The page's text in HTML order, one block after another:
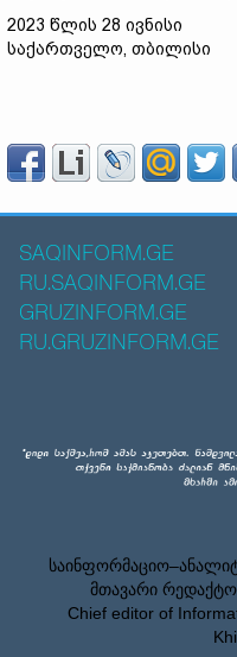
2023 წლის 28 ივნისი
საქართველო, თბილისი
SAQINFORM.GE
RU.SAQINFORM.GE
GRUZINFORM.GE
RU.GRUZINFORM.GE
მთავარი
Chief editor of